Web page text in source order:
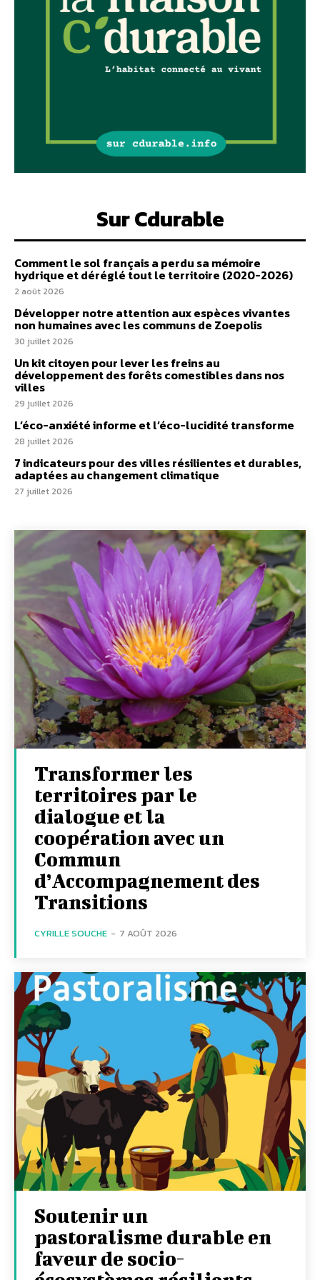
Sur Cdurable
Comment le sol français a perdu sa mémoire
hydrique et déréglé tout le territoire (2020-2026)
2 août 2026
Développer notre attention aux espèces vivantes
non humaines avec les communs de Zoepolis
30 juillet 2026
Un kit citoyen pour lever les freins au
développement des forêts comestibles dans nos
villes
29 juillet 2026
L’éco-anxiété informe et l’éco-lucidité transforme
28 juillet 2026
7 indicateurs pour des villes résilientes et durables,
adaptées au changement climatique
27 juillet 2026
Transformer les
territoires par le
dialogue et la
coopération avec un
Commun
d’Accompagnement des
Transitions
CYRILLE SOUCHE - 7 AOÛT 2026
Soutenir un
pastoralisme durable en
faveur de socio-